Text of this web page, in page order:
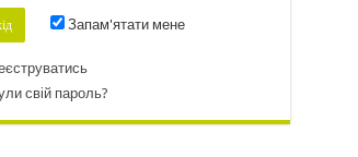
Запам'ятати мене
свій пароль?